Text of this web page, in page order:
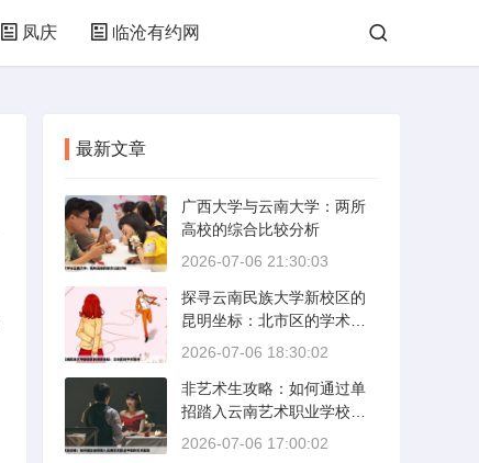
凤庆 临沧有约网
最新文章
广西大学与云南大学：两所
高校的综合比较分析
2026-07-06 21:30:03
探寻云南民族大学新校区的
昆明坐标：北市区的学术绿
洲
2026-07-06 18:30:02
非艺术生攻略：如何通过单
招踏入云南艺术职业学校的
艺术殿堂
2026-07-06 17:00:02